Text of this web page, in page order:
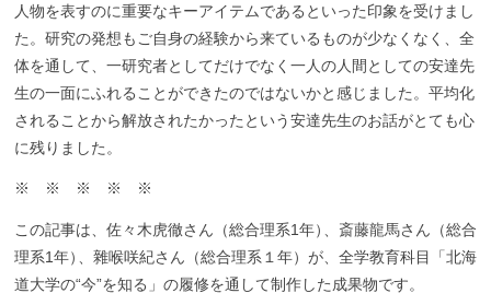
人物を表すのに重要なキーアイテムであるといった印象を受けまし
た。研究の発想もご自身の経験から来ているものが少なくなく、全
体を通して、一研究者としてだけでなく一人の人間としての安達先
生の一面にふれることができたのではないかと感じました。平均化
されることから解放されたかったという安達先生のお話がとても心
に残りました。
※ ※ ※ ※ ※
この記事は、佐々木虎徹さん（総合理系1年）
、斎藤龍馬さん（総合
理系1年）
、雜喉咲紀さん（総合理系１年）が、全学教育科目「北海
道大学の“今”を知る」の履修を通して制作した成果物です。